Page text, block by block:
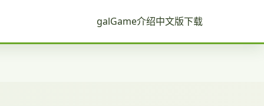
galGame介绍中文版下载